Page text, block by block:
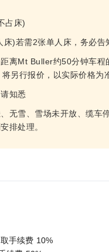
占床)
)若需2张单人床，务必告
离Mt Buller约50分钟车
另行报价，以实际价格为
知悉
无雪、雪场未开放、缆车
排处理。
手续费 10%